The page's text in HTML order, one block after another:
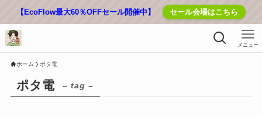
【EcoFlow最大60％OFFセール開催中】 セール会場はこちら
メニュー
ホーム ポタ電
ポタ電 – tag –